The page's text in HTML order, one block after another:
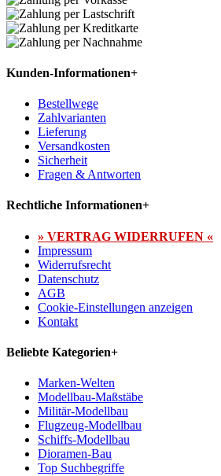
Kunden-Informationen+
Bestellwege
Zahlvarianten
Lieferung
Versandkosten
Sicherheit
Fragen & Antworten
Rechtliche Informationen+
» VERTRAG WIDERRUFEN «
Impressum
Widerrufsrecht
Datenschutz
AGB
Cookie-Einstellungen anzeigen
Kontakt
Beliebte Kategorien+
Marken-Welten
Modellbau-Maßstäbe
Militär-Modellbau
Flugzeug-Modellbau
Schiffs-Modellbau
Dioramen-Bau
Top Suchbegriffe